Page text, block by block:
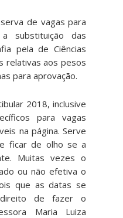
de vagas para
substituição das
pela de Ciências
relativas aos pesos
para aprovação.
2018, inclusive
para vagas
na página. Serve
ficar de olho se a
Muitas vezes o
ou não efetiva o
que as datas se
de fazer o
Maria Luiza